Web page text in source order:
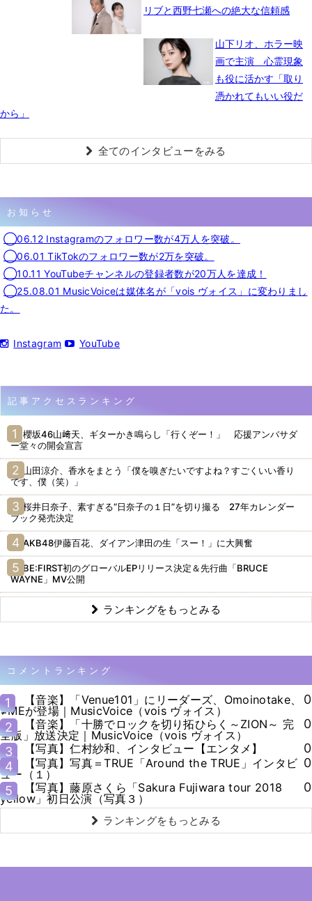
リブと西野七瀬への絶大な信頼感
山下リオ、ホラー映
画で主演 心霊現象
も役に活かす「取り
憑かれてもいい役だ
から」
全てのインタビューをみる
お知らせ
◯06.12 Instagramのフォロワー数が4万人を突破。
◯06.01 TikTokのフォロワー数が2万を突破。
◯10.11 YouTubeチャンネルの登録者数が20万人を達成！
◯25.08.01 MusicVoiceは媒体名が「vois ヴォイス」に変わりまし
た。
Instagram YouTube
記事アクセスランキング
櫻坂46山﨑天、ギターかき鳴らし「行くぞー！」 応援アンバサダ
ー堂々の開会宣言
山田涼介、香水をまとう「僕を嗅ぎたいですよね？すごくいい香り
です、僕（笑）」
桜井日奈子、素すぎる“日奈子の１日”を切り撮る 27年カレンダー
ブック発売決定
AKB48伊藤百花、ダイアン津田の生「スー！」に大興奮
BE:FIRST初のグローバルEPリリース決定＆先行曲「BRUCE
WAYNE」MV公開
ランキングをもっとみる
コメントランキング
1
【音楽】「Venue101」にリーダーズ、Omoinotake、
≠MEが登場｜MusicVoice（vois ヴォイス）
0
2
【音楽】「十勝でロックを切り拓ひらく～ZION～ 完
全版」放送決定｜MusicVoice（vois ヴォイス）
0
3
【写真】仁村紗和、インタビュー【エンタメ】
0
4
【写真】写真＝TRUE「Around the TRUE」インタビ
ュー（１）
0
5
【写真】藤原さくら「Sakura Fujiwara tour 2018
yellow」初日公演（写真３）
0
ランキングをもっとみる